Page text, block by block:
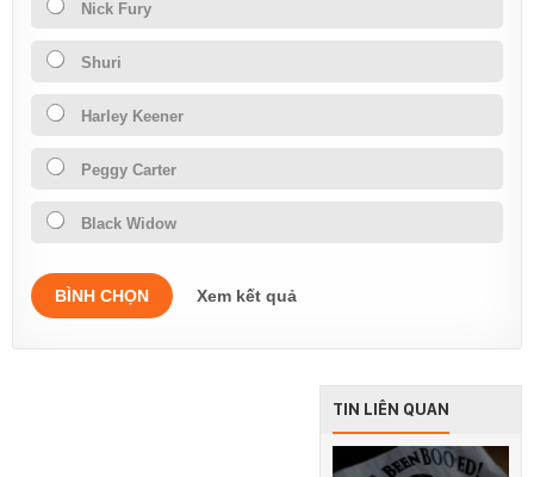
Nick Fury
Shuri
Harley Keener
Peggy Carter
Black Widow
BÌNH CHỌN Xem kết quả
TIN LIÊN QUAN